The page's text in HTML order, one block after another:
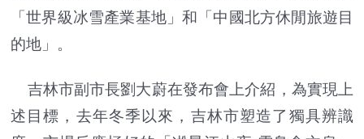
「世界級冰雪產業基地」和「中國北方休閒旅遊目
的地」。
吉林市副市長劉大蔚在發布會上介紹，為實現上
述目標，去年冬季以來，吉林市塑造了獨具辨識